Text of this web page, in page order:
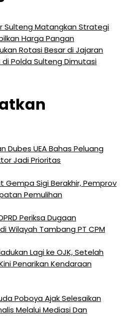
Sulteng Matangkan Strategi
Harga Pangan
Rotasi Besar di Jajaran
di Polda Sulteng Dimutasi
Dubes UEA Bahas Peluang
Jadi Prioritas
Gempa Sigi Berakhir, Pemprov
Pemulihan
Periksa Dugaan
Wilayah Tambang PT CPM
Lagi ke OJK, Setelah
Penarikan Kendaraan
Poboya Ajak Selesaikan
Melalui Mediasi Dan